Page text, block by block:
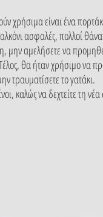
χρήσιμα είναι ένα
ασφαλές, πολλοί
αμελήσετε να
θα ήταν χρήσιμο να
τραυματίσετε το γατάκι.
καλώς να δεχτείτε τη νέα